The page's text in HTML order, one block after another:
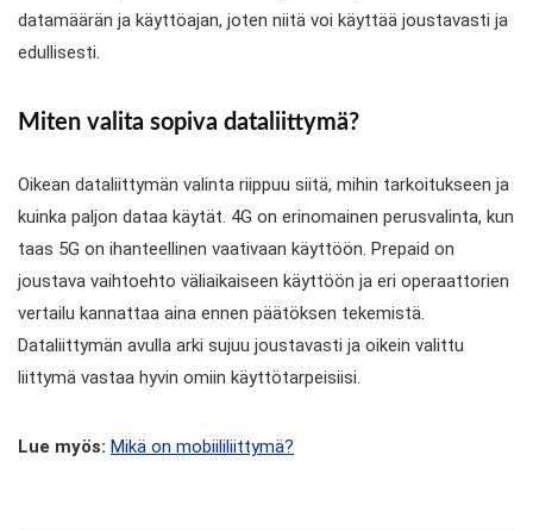
datamäärän ja käyttöajan, joten niitä voi käyttää joustavasti ja
edullisesti.
Miten valita sopiva dataliittymä?
Oikean dataliittymän valinta riippuu siitä, mihin tarkoitukseen ja
kuinka paljon dataa käytät. 4G on erinomainen perusvalinta, kun
taas 5G on ihanteellinen vaativaan käyttöön. Prepaid on
joustava vaihtoehto väliaikaiseen käyttöön ja eri operaattorien
vertailu kannattaa aina ennen päätöksen tekemistä.
Dataliittymän avulla arki sujuu joustavasti ja oikein valittu
liittymä vastaa hyvin omiin käyttötarpeisiisi.
Lue myös: Mikä on mobiililiittymä?